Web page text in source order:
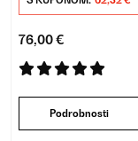
76,00 €
Podrobnosti